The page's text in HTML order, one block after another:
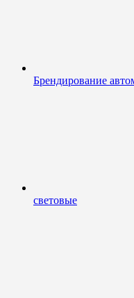
Брендирование
световые